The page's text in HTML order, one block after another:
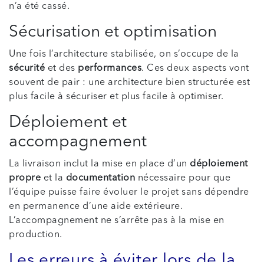
n’a été cassé.
Sécurisation et optimisation
Une fois l’architecture stabilisée, on s’occupe de la
sécurité et des performances. Ces deux aspects vont
souvent de pair : une architecture bien structurée est
plus facile à sécuriser et plus facile à optimiser.
Déploiement et
accompagnement
La livraison inclut la mise en place d’un déploiement
propre et la documentation nécessaire pour que
l’équipe puisse faire évoluer le projet sans dépendre
en permanence d’une aide extérieure.
L’accompagnement ne s’arrête pas à la mise en
production.